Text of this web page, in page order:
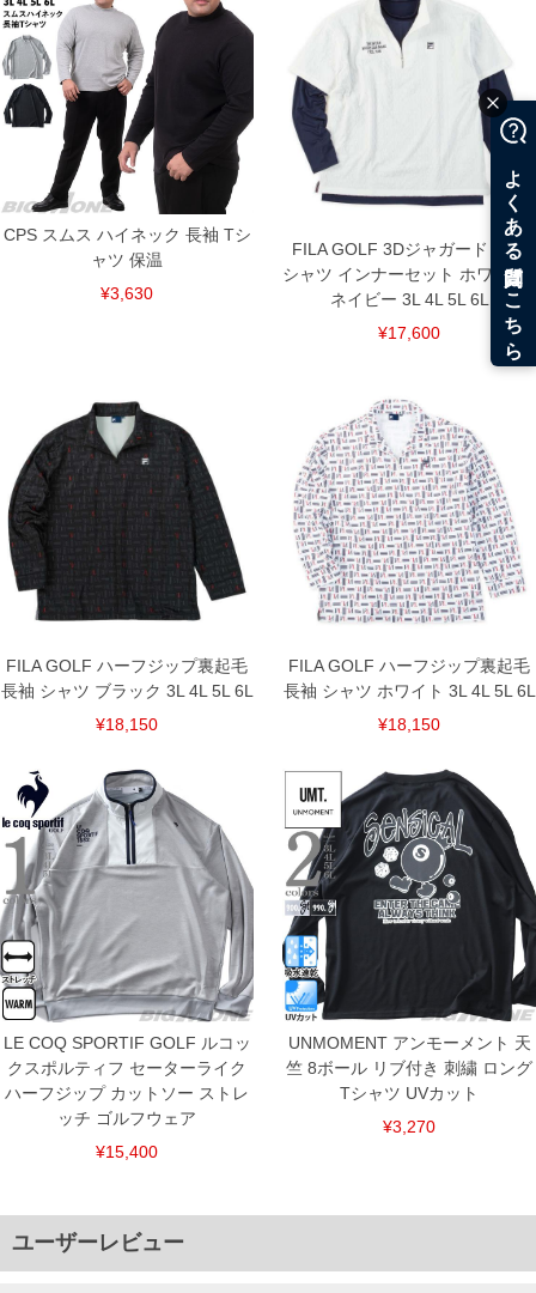
CPS スムス ハイネック 長袖 Tシ
ャツ 保温
¥3,630
FILA GOLF 3Dジャガード 半袖
シャツ インナーセット ホワイト×
ネイビー 3L 4L 5L 6L
¥17,600
FILA GOLF ハーフジップ裏起毛
長袖 シャツ ブラック 3L 4L 5L 6L
¥18,150
FILA GOLF ハーフジップ裏起毛
長袖 シャツ ホワイト 3L 4L 5L 6L
¥18,150
LE COQ SPORTIF GOLF ルコッ
クスポルティフ セーターライク
ハーフジップ カットソー ストレ
ッチ ゴルフウェア
¥15,400
UNMOMENT アンモーメント 天
竺 8ボール リブ付き 刺繍 ロング
Tシャツ UVカット
¥3,270
ユーザーレビュー